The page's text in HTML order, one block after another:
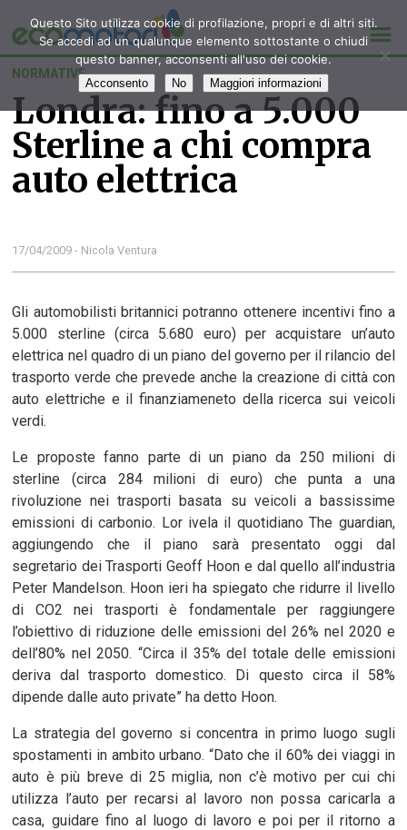
NORMATIVE
Londra: fino a 5.000
Sterline a chi compra
auto elettrica
17/04/2009 - Nicola Ventura
Gli automobilisti britannici potranno ottenere incentivi fino a
5.000 sterline (circa 5.680 euro) per acquistare un’auto
elettrica nel quadro di un piano del governo per il rilancio del
trasporto verde che prevede anche la creazione di città con
auto elettriche e il finanziameneto della ricerca sui veicoli
verdi.
Le proposte fanno parte di un piano da 250 milioni di
sterline (circa 284 milioni di euro) che punta a una
rivoluzione nei trasporti basata su veicoli a bassissime
emissioni di carbonio. Lor ivela il quotidiano The guardian,
aggiungendo che il piano sarà presentato oggi dal
segretario dei Trasporti Geoff Hoon e dal quello all’industria
Peter Mandelson. Hoon ieri ha spiegato che ridurre il livello
di CO2 nei trasporti è fondamentale per raggiungere
l’obiettivo di riduzione delle emissioni del 26% nel 2020 e
dell’80% nel 2050. “Circa il 35% del totale delle emissioni
deriva dal trasporto domestico. Di questo circa il 58%
dipende dalle auto private” ha detto Hoon.
La strategia del governo si concentra in primo luogo sugli
spostamenti in ambito urbano. “Dato che il 60% dei viaggi in
auto è più breve di 25 miglia, non c’è motivo per cui chi
utilizza l’auto per recarsi al lavoro non possa caricarla a
casa, guidare fino al luogo di lavoro e poi per il ritorno a
Questo Sito utilizza cookie di profilazione, propri e di altri siti.
Se accedi ad un qualunque elemento sottostante o chiudi
questo banner, acconsenti all'uso dei cookie.
Acconsento No Maggiori informazioni